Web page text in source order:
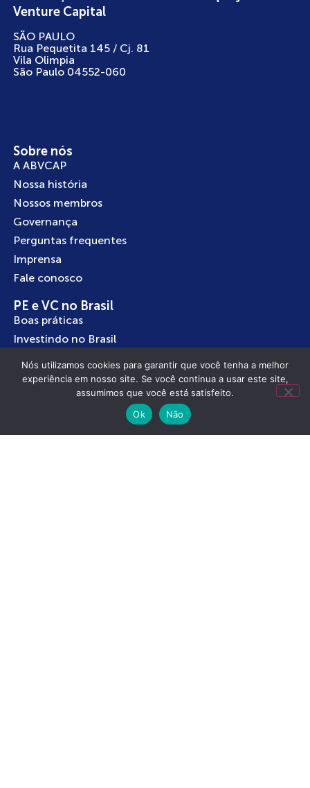
Venture Capital
SÃO PAULO
Rua Pequetita 145 / Cj. 81
Vila Olimpia
São Paulo 04552-060
Sobre nós
A ABVCAP
Nossa história
Nossos membros
Governança
Perguntas frequentes
Imprensa
Fale conosco
PE e VC no Brasil
Boas práticas
Investindo no Brasil
Empreendedorismo
Nós utilizamos cookies para garantir que você tenha a melhor
experiência em nosso site. Se você continua a usar este site,
assumimos que você está satisfeito.
Ok
Não